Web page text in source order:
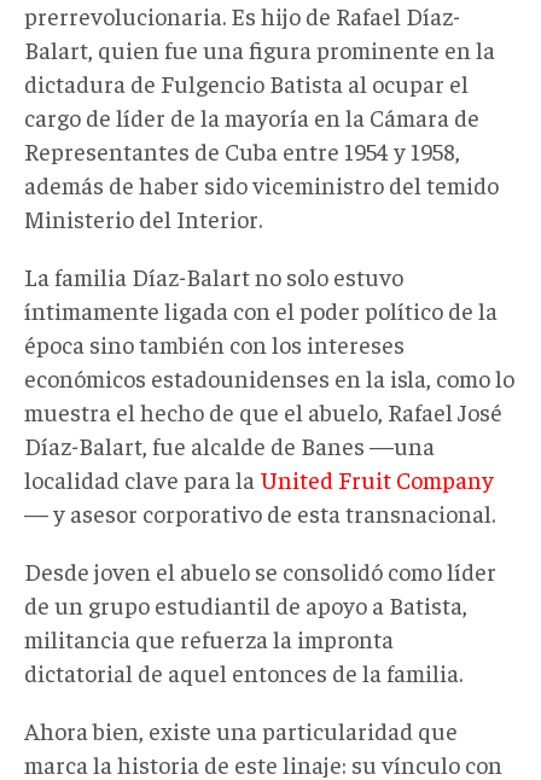
prerrevolucionaria. Es hijo de Rafael Díaz-
Balart, quien fue una figura prominente en la
dictadura de Fulgencio Batista al ocupar el
cargo de líder de la mayoría en la Cámara de
Representantes de Cuba entre 1954 y 1958,
además de haber sido viceministro del temido
Ministerio del Interior.
La familia Díaz-Balart no solo estuvo
íntimamente ligada con el poder político de la
época sino también con los intereses
económicos estadounidenses en la isla, como lo
muestra el hecho de que el abuelo, Rafael José
Díaz-Balart, fue alcalde de Banes —una
localidad clave para la United Fruit Company
—y asesor corporativo de esta transnacional.
Desde joven el abuelo se consolidó como líder
de un grupo estudiantil de apoyo a Batista,
militancia que refuerza la impronta
dictatorial de aquel entonces de la familia.
Ahora bien, existe una particularidad que
marca la historia de este linaje: su vínculo con